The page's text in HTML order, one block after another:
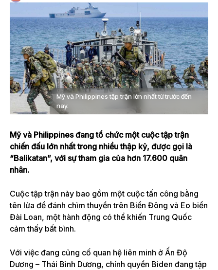
Mỹ và Philippines tập trận lớn nhất từ ​​trước đến
nay.
Mỹ và Philippines đang tổ chức một cuộc tập trận
chiến đấu lớn nhất trong nhiều thập kỷ, được gọi là
“Balikatan”, với sự tham gia của hơn 17.600 quân
nhân.
Cuộc tập trận này bao gồm một cuộc tấn công bằng
tên lửa để đánh chìm thuyền trên Biển Đông và Eo biển
Đài Loan, một hành động có thể khiến Trung Quốc
cảm thấy bất bình.
Với việc đang củng cố quan hệ liên minh ở Ấn Độ
Dương – Thái Bình Dương, chính quyền Biden đang tập